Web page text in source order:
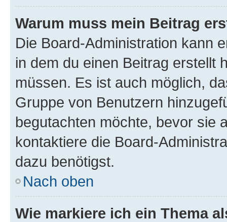
Warum muss mein Beitrag
Die Board-Administration kann
in dem du einen Beitrag erstellt
müssen. Es ist auch möglich,
Gruppe von Benutzern
begutachten möchte, bevor sie
kontaktiere die Board-
dazu benötigst.
Nach oben
Wie markiere ich ein Thema